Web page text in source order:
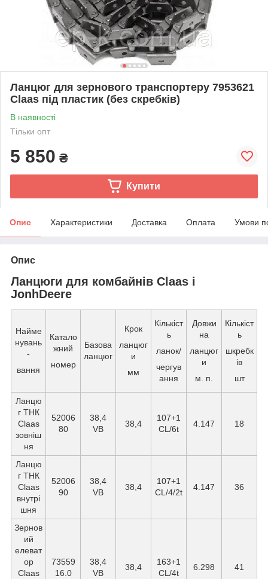
Ланцюг для зернового транспортеру 7953621
Claas під пластик (без скребків)
В наявності
Тільки опт
5 850 ₴
Купити
Опис Характеристики Доставка Оплата Умови
Опис
Ланцюги для комбайнів Claas і
JonhDeere
Найме
нувань
-
вання
Катало
жний
номер
Базова
ланцюг
Крок
ланцюг
и
мм
Кількіст
ь
ланок/
чергув
ання
Довжи
на
ланцюг
и
м. п.
Кількіст
ь
шкребк
ів
шт
Ланцю
г ТНК
Claas
зовніш
ня
52006
80
38,4
VB
38,4
107+1
CL/6t
4.147 18
Ланцю
г ТНК
Claas
внутрі
шня
52006
90
38,4
VB
38,4
107+1
CL/4/2t
4.147 36
Зернов
ий
елеват
ор
Claas
73559
16.0
38,4
VB
38,4
163+1
CL/4t
6.298 41